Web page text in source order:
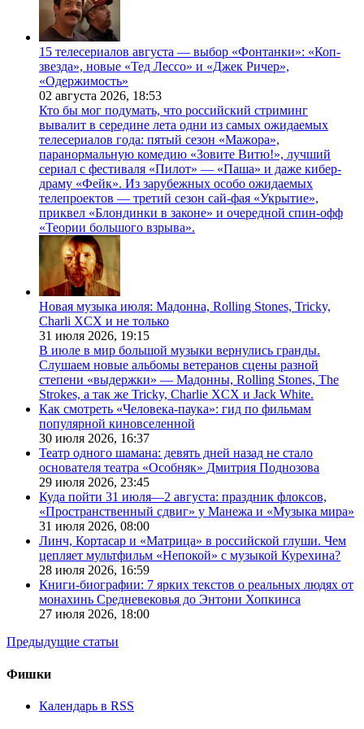
15 телесериалов августа — выбор «Фонтанки»: «Коп-
звезда», новые «Тед Лессо» и «Джек Ричер»,
«Одержимость»
02 августа 2026, 18:53
Кто бы мог подумать, что российский стриминг
вывалит в середине лета одни из самых ожидаемых
телесериалов года: пятый сезон «Мажора»,
паранормальную комедию «Зовите Витю!», лучший
сериал с фестиваля «Пилот» — «Паша» и даже кибер-
драму «Фейк». Из зарубежных особо ожидаемых
телепроектов — третий сезон сай-фая «Укрытие»,
приквел «Блондинки в законе» и очередной спин-офф
«Теории большого взрыва».
Новая музыка июля: Мадонна, Rolling Stones, Tricky,
Charli XCX и не только
31 июля 2026, 19:15
В июле в мир большой музыки вернулись гранды.
Слушаем новые альбомы ветеранов сцены разной
степени «выдержки» — Мадонны, Rolling Stones, The
Strokes, а так же Tricky, Charlie XCX и Jack White.
Как смотреть «Человека-паука»: гид по фильмам
популярной киновселенной
30 июля 2026, 16:37
Театр одного шамана: девять дней назад не стало
основателя театра «Особняк» Дмитрия Поднозова
29 июля 2026, 23:45
Куда пойти 31 июля—2 августа: праздник флоксов,
«Пространственный сдвиг» у Манежа и «Музыка мира»
31 июля 2026, 08:00
Линч, Кортасар и «Матрица» в российской глуши. Чем
цепляет мультфильм «Непокой» с музыкой Курехина?
28 июля 2026, 16:59
Книги-биографии: 7 ярких текстов о реальных людях от
монахинь Средневековья до Энтони Хопкинса
27 июля 2026, 18:00
Предыдущие статьи
Фишки
Календарь в RSS